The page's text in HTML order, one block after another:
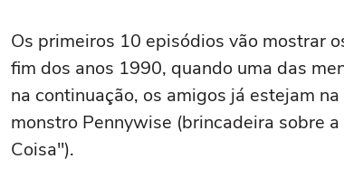
Os primeiros 10 episódios vão mostrar
fim dos anos 1990, quando uma das
na continuação, os amigos já estejam
monstro Pennywise (brincadeira sobre
Coisa").